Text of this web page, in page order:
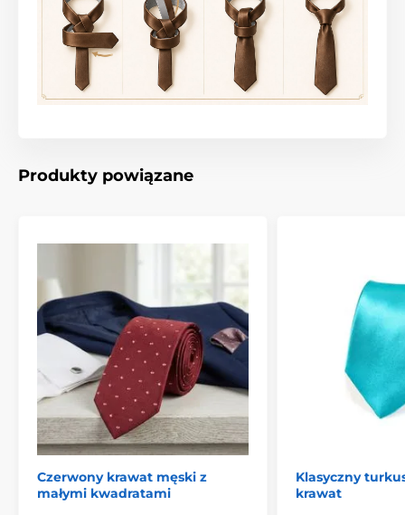
Produkty powiązane
Czerwony krawat męski z
małymi kwadratami
Klasyczny
krawat